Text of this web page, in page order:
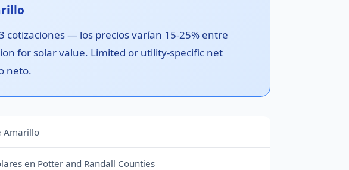
cotizaciones — los precios varían 15-25% entre
for solar value. Limited or utility-specific net
neto.
Amarillo
en Potter and Randall Counties